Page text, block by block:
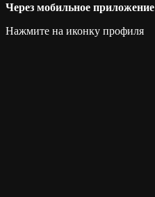
Через мобильное приложение
Нажмите на иконку профиля